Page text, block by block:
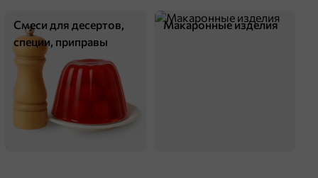
код не указан
дой-пак
Смеси для десертов,
специи, приправы
Макаронные изделия